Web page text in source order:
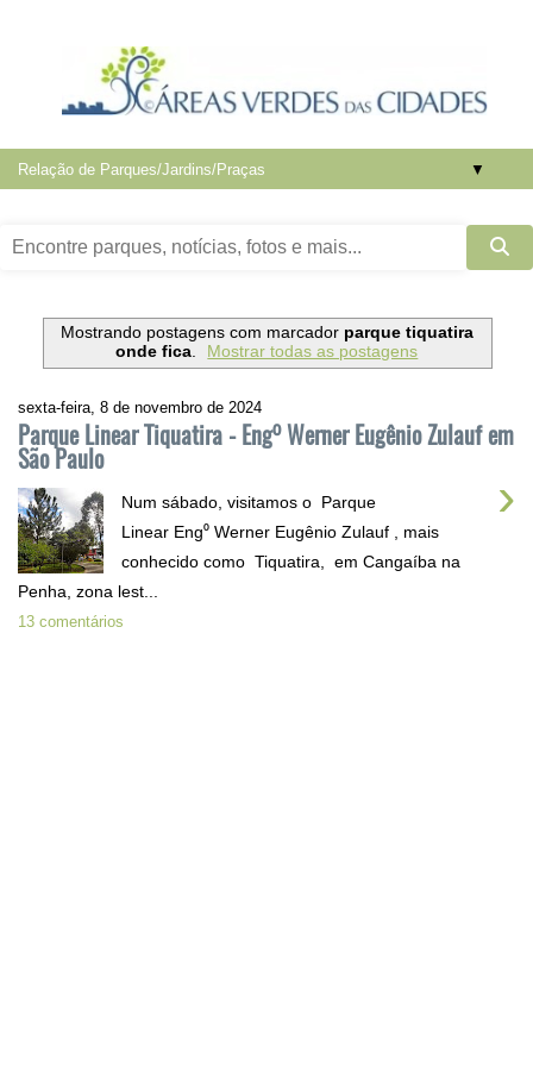
▼
Mostrando postagens com marcador parque tiquatira
onde fica. Mostrar todas as postagens
sexta-feira, 8 de novembro de 2024
Parque Linear Tiquatira - Eng⁰ Werner Eugênio Zulauf em
São Paulo
›
Num sábado, visitamos o Parque
Linear Eng⁰ Werner Eugênio Zulauf , mais
conhecido como Tiquatira, em Cangaíba na
Penha, zona lest...
13 comentários